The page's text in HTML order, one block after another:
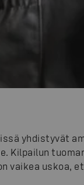
yhdistyvät
Kilpailun
vaikea uskoa,